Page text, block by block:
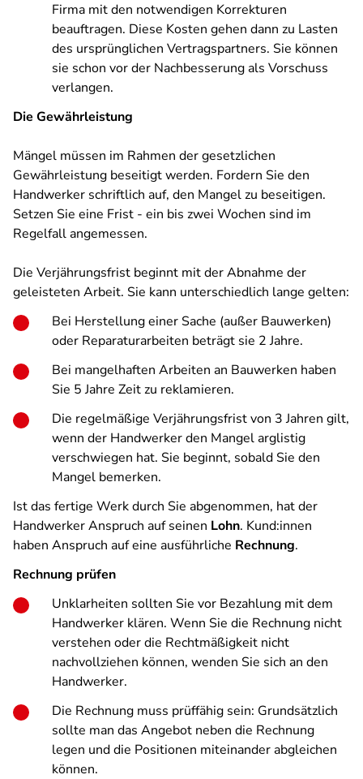
Firma mit den notwendigen Korrekturen
beauftragen. Diese Kosten gehen dann zu Lasten
des ursprünglichen Vertragspartners. Sie können
sie schon vor der Nachbesserung als Vorschuss
verlangen.
Die Gewährleistung
Mängel müssen im Rahmen der gesetzlichen
Gewährleistung beseitigt werden. Fordern Sie den
Handwerker schriftlich auf, den Mangel zu beseitigen.
Setzen Sie eine Frist - ein bis zwei Wochen sind im
Regelfall angemessen.
Die Verjährungsfrist beginnt mit der Abnahme der
geleisteten Arbeit. Sie kann unterschiedlich lange gelten:
Bei Herstellung einer Sache (außer Bauwerken)
oder Reparaturarbeiten beträgt sie 2 Jahre.
Bei mangelhaften Arbeiten an Bauwerken haben
Sie 5 Jahre Zeit zu reklamieren.
Die regelmäßige Verjährungsfrist von 3 Jahren gilt,
wenn der Handwerker den Mangel arglistig
verschwiegen hat. Sie beginnt, sobald Sie den
Mangel bemerken.
Ist das fertige Werk durch Sie abgenommen, hat der
Handwerker Anspruch auf seinen Lohn. Kund:innen
haben Anspruch auf eine ausführliche Rechnung.
Rechnung prüfen
Unklarheiten sollten Sie vor Bezahlung mit dem
Handwerker klären. Wenn Sie die Rechnung nicht
verstehen oder die Rechtmäßigkeit nicht
nachvollziehen können, wenden Sie sich an den
Handwerker.
Die Rechnung muss prüffähig sein: Grundsätzlich
sollte man das Angebot neben die Rechnung
legen und die Positionen miteinander abgleichen
können.